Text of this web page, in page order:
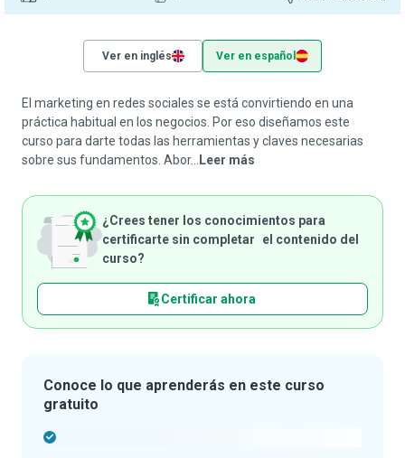
Ver en inglés Ver en español
El marketing en redes sociales se está convirtiendo en una
práctica habitual en los negocios. Por eso diseñamos este
curso para darte todas las herramientas y claves necesarias
sobre sus fundamentos. Abor...
Leer más
¿Crees tener los conocimientos para
certificarte sin completar el contenido del
curso?
Certificar ahora
Conoce lo que aprenderás en este curso
gratuito